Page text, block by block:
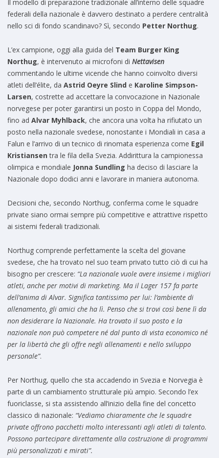
Il modello di preparazione tradizionale all’interno delle squadre
federali della nazionale è davvero destinato a perdere centralità
nello sci di fondo scandinavo? Sì, secondo Petter Northug.
L’ex campione, oggi alla guida del Team Burger King
Northug, è intervenuto ai microfoni di Nettavisen
commentando le ultime vicende che hanno coinvolto diversi
atleti dell’élite, da Astrid Oeyre Slind e Karoline Simpson-
Larsen, costrette ad accettare la convocazione in Nazionale
norvegese per poter garantirsi un posto in Coppa del Mondo,
fino ad Alvar Myhlback, che ancora una volta ha rifiutato un
posto nella nazionale svedese, nonostante i Mondiali in casa a
Falun e l’arrivo di un tecnico di rinomata esperienza come Egil
Kristiansen tra le fila della Svezia. Addirittura la campionessa
olimpica e mondiale Jonna Sundling ha deciso di lasciare la
Nazionale dopo dodici anni e lavorare in maniera autonoma.
Decisioni che, secondo Northug, conferma come le squadre
private siano ormai sempre più competitive e attrattive rispetto
ai sistemi federali tradizionali.
Northug comprende perfettamente la scelta del giovane
svedese, che ha trovato nel suo team privato tutto ciò di cui ha
bisogno per crescere: “La nazionale vuole avere insieme i migliori
atleti, anche per motivi di marketing. Ma il Lager 157 fa parte
dell’anima di Alvar. Significa tantissimo per lui: l’ambiente di
allenamento, gli amici che ha lì. Penso che si trovi così bene lì da
non desiderare la Nazionale. Ha trovato il suo posto e la
nazionale non può competere né dal punto di vista economico né
per la libertà che gli offre negli allenamenti e nello sviluppo
personale”.
Per Northug, quello che sta accadendo in Svezia e Norvegia è
parte di un cambiamento strutturale più ampio. Secondo l’ex
fuoriclasse, si sta assistendo all’inizio della fine del concetto
classico di nazionale: “Vediamo chiaramente che le squadre
private offrono pacchetti molto interessanti agli atleti di talento.
Possono partecipare direttamente alla costruzione di programmi
più personalizzati e mirati”.